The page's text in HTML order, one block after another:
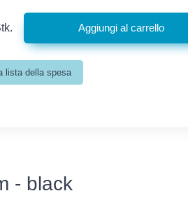
- black